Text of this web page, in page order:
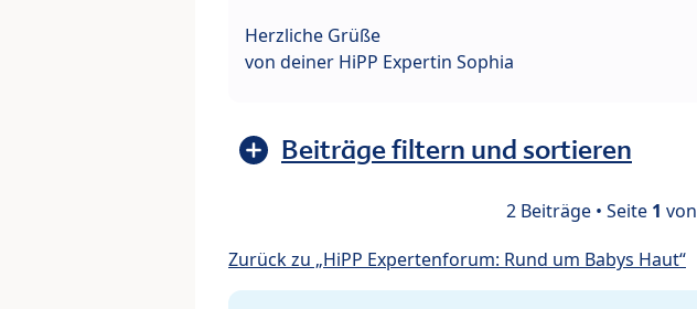
Herzliche Grüße
von deiner HiPP Expertin Sophia
Beiträge filtern und sortieren
2 Beiträge • Seite 1 von
Zurück zu „HiPP Expertenforum: Rund um Babys Haut“